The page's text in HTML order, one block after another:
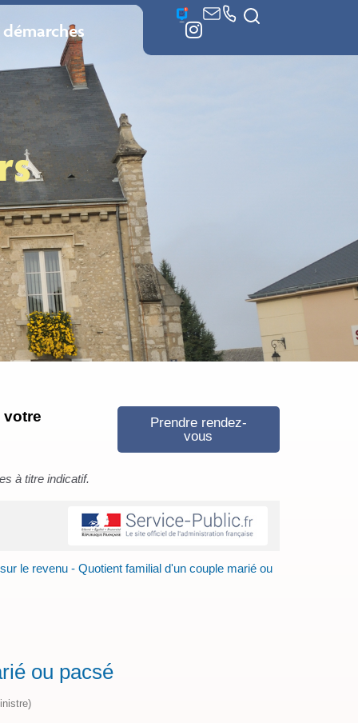
votre
Prendre rendez-
vous
à titre indicatif.
le revenu - Quotient familial d'un couple marié ou
ou pacsé